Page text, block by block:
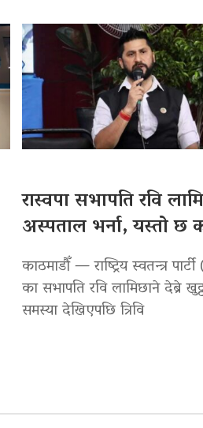
रास्वपा सभापति रवि
अस्पताल भर्ना, यस्तो छ
काठमाडौँ — राष्ट्रिय स्वतन्त्र पार्टी
का सभापति रवि लामिछाने देब्रे
समस्या देखिएपछि त्रिवि